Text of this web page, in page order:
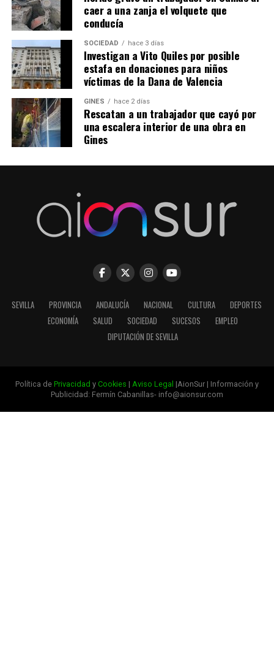
caer a una zanja el volquete que
conducía
SOCIEDAD hace 3 días
Investigan a Vito Quiles por posible
estafa en donaciones para niños
víctimas de la Dana de Valencia
GINES hace 2 días
Rescatan a un trabajador que cayó por
una escalera interior de una obra en
Gines
SEVILLA PROVINCIA ANDALUCÍA NACIONAL CULTURA
DEPORTES
ECONOMÍA
SALUD SOCIEDAD SUCESOS
EMPLEO
DIPUTACIÓN DE SEVILLA
Política de Privacidad y Cookies | Aviso Legal |AionSur | Información y
Publicidad: Fermín Cabanillas- info@aionsur.com